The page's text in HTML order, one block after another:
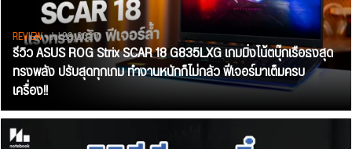
REVIEW• Jul 28, 2026
รีวิว ASUS ROG Strix SCAR 18 G835LXG เกมมิ่งโน้ตบุ๊กเรือธงสุด
ทรงพลัง ปรับสุดทุกเกม ทำงานหนักก็ไม่กลัว ฟีเจอร์มาเต็มครบ
เครื่อง!!